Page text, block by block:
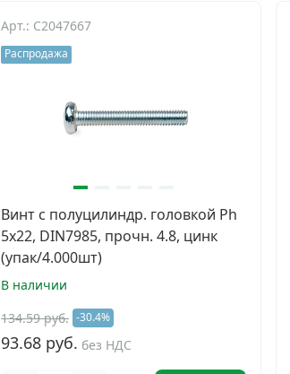
Арт.: C2047667
Распродажа
Винт с полуцилиндр. головкой Ph
5х22, DIN7985, прочн. 4.8, цинк
(упак/4.000шт)
В наличии
134.59 руб. -30.4%
93.68 руб. без НДС